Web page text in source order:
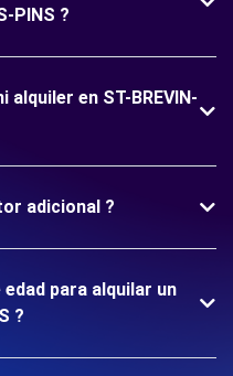
PINS ?
en ST-BREVIN-
adicional ?
para alquilar un
?